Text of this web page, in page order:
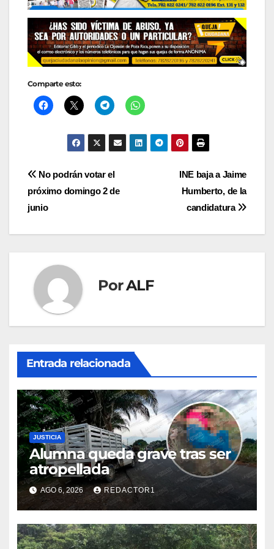
Comparte esto:
Navegación
de
entradas
INE baja a Jaime
Humberto, de la
candidatura
No podrán votar el
próximo domingo 2 de
junio
PorALF
Entrada relacionada
JUSTICIA
Alumna queda grave tras ser
atropellada
AGO 6, 2026 REDACTOR1